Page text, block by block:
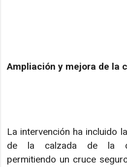
Ampliación y mejora de la
La intervención ha incluido
de la calzada de la
permitiendo un cruce